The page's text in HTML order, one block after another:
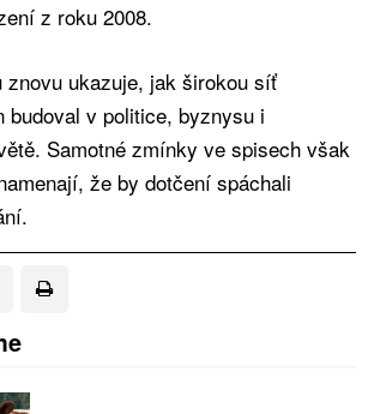
z roku 2008.
znovu ukazuje, jak širokou síť
budoval v politice, byznysu i
Samotné zmínky ve spisech však
že by dotčení spáchali